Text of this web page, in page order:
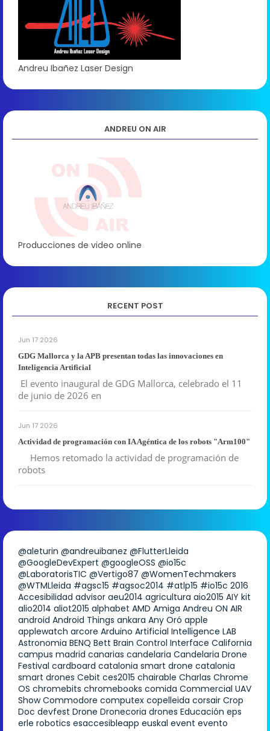
Andreu Ibañez Laser Design
ANDREU ON AIR
Producciones de video online
RECENT POST
Jun 17 2026
GDG Mallorca y la APB presentan todas las innovaciones en
Inteligencia Artificial
El evento inaugural de GDG Mallorca, celebrado el 11
de junio de 2026 en
Jun 17 2026
Actividad de programación con IA Agéntica de los robots "Arm100"
Hemos retomado la actividad de programación de
robots
@aleturin @andreuibanez @FlutterLleida
@GoogleDevExpert @googleOSS @io15c
@LaboratorisTIC @Vertigo87 @WomenTechmakers
@WTMLleida #agsc15 #agsoc2014 #atlp15 #io15c 2016
Accesibilidad advisor aeu2014 agricultura aio2015 AIY kit
alio2014 aliot2015 alphabet AMD Amiga Andreu ON AIR
android Android Things ankara Any Oró apple
applewatch arcore Arduino Artificial Intelligence LAB
Astronomia BENQ Bett Brain Control Interface California
campus madrid canarias candelaria Candelaria Drone
Festival cardboard catalonia smart drone catalonia
smart drones Cebit ces2015 chairable Charlas Chrome
OS chromebits chromebooks comida Commercial UAV
Show Commodore computex copelleida corsair Crop
Doc devfest Drone Dronecoria drones Educación eps
erle robotics esaccesibleapp euskal event evento